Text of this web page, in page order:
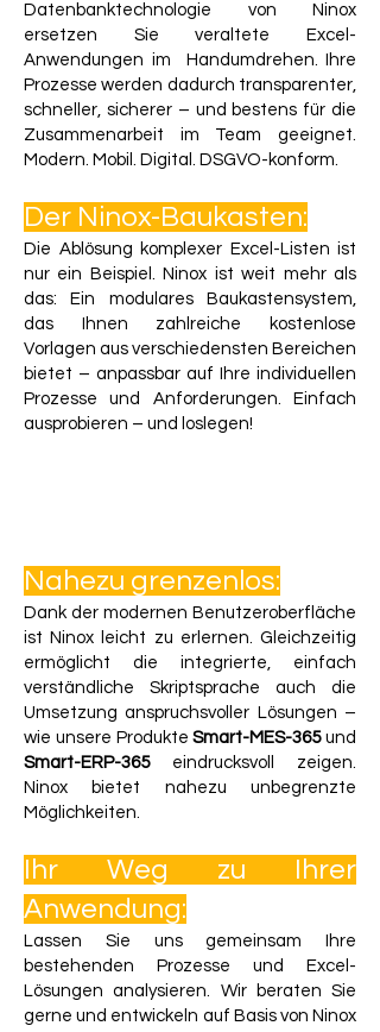
Datenbanktechnologie von Ninox
ersetzen Sie veraltete Excel-
Anwendungen im Handumdrehen. Ihre
Prozesse werden dadurch transparenter,
schneller, sicherer – und bestens für die
Zusammenarbeit im Team geeignet.
Modern. Mobil. Digital. DSGVO-konform.
Der Ninox-Baukasten:
Die Ablösung komplexer Excel-Listen ist
nur ein Beispiel. Ninox ist weit mehr als
das: Ein modulares Baukastensystem,
das Ihnen zahlreiche kostenlose
Vorlagen aus verschiedensten Bereichen
bietet – anpassbar auf Ihre individuellen
Prozesse und Anforderungen.
Einfach
ausprobieren – und loslegen!
Nahezu grenzenlos:
Dank der modernen Benutzeroberfläche
ist Ninox leicht zu erlernen. Gleichzeitig
ermöglicht die integrierte, einfach
verständliche Skriptsprache auch die
Umsetzung anspruchsvoller Lösungen –
wie unsere ProdukteSmart-MES-365und
Smart-ERP-365eindrucksvoll zeigen.
Ninox bietet nahezu unbegrenzte
Möglichkeiten.
Ihr Weg zu Ihrer
Anwendung:
Lassen Sie uns gemeinsam Ihre
bestehenden Prozesse und Excel-
Lösungen analysieren. Wir beraten Sie
gerne und entwickeln auf Basis von Ninox